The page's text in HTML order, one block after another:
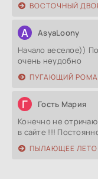
ВОСТОЧНЫЙ
A AsyaLoony
Начало веселое))
очень неудобно
ПУГАЮЩИЙ
Г Гость Мария
Конечно не
в сайте !!!
ПЫЛАЮЩЕЕ ЛЕТО